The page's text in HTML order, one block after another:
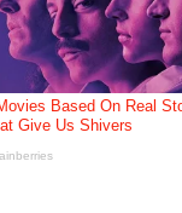
Berkuasa?
Yang